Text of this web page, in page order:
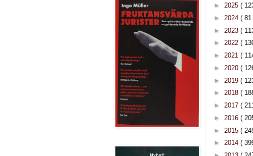
► 2025 (
► 2024 ( 81
► 2023 (
► 2022 (
► 2021 (
► 2020 (
► 2019 (
► 2018 (
► 2017 (
► 2016 (
► 2015 (
► 2014 (